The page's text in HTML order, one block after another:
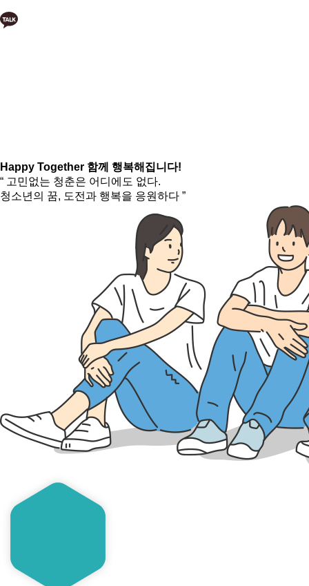
Happy Together 함께 행복해집니다!
“ 고민없는 청춘은 어디에도 없다.
청소년의 꿈, 도전과 행복을 응원하다 ”